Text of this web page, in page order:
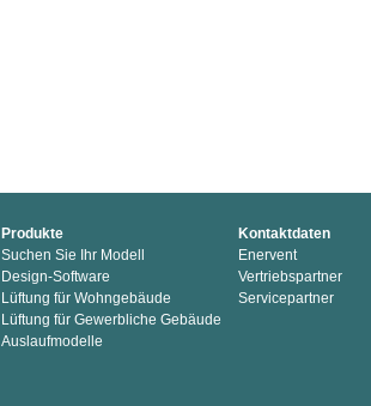
Produkte
Suchen Sie Ihr Modell
Design-Software
Lüftung für Wohngebäude
Lüftung für Gewerbliche Gebäude
Auslaufmodelle
Kontaktdaten
Enervent
Vertriebspartner
Servicepartner